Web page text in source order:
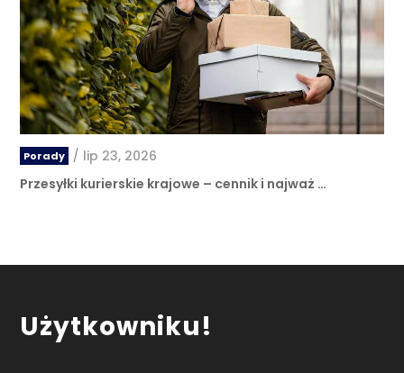
Porady / lip 23, 2026
Przesyłki kurierskie krajowe – cennik i najważ …
Użytkowniku!